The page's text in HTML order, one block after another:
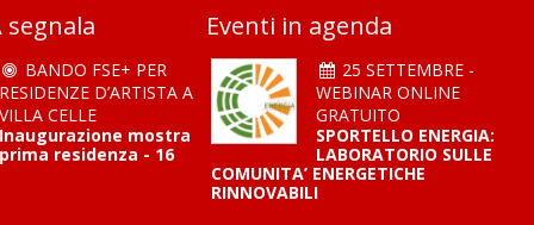
segnala
BANDO FSE+ PER
RESIDENZE D’ARTISTA A
VILLA CELLE
Inaugurazione mostra
prima residenza - 16
Eventi in agenda
25 SETTEMBRE -
WEBINAR ONLINE
GRATUITO
SPORTELLO ENERGIA:
LABORATORIO SULLE
COMUNITA’ ENERGETICHE
RINNOVABILI